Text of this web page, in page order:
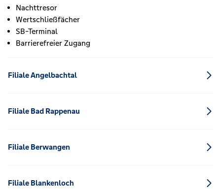
Nachttresor
Wertschließfächer
SB-Terminal
Barrierefreier Zugang
Filiale Angelbachtal
Filiale Bad Rappenau
Filiale Berwangen
Filiale Blankenloch